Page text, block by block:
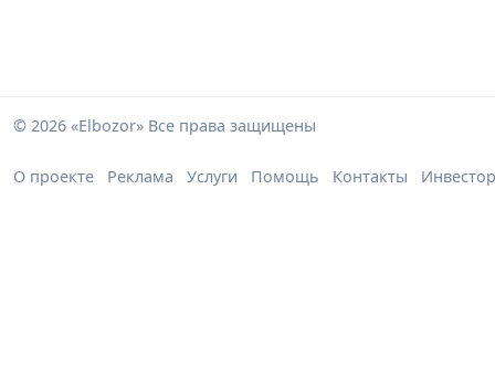
© 2026 «Elbozor» Все права защищены
О проекте Реклама Услуги Помощь Контакты